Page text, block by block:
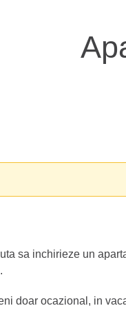
sa inchirieze un
doar ocazional, in